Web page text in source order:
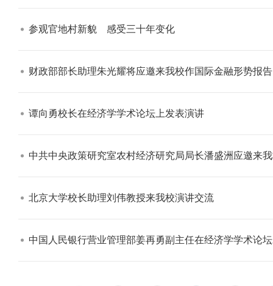
参观官地村新貌 感受三十年变化​
财政部部长助理朱光耀将应邀来我校作国际金融形势报告​
谭向勇校长在经济学学术论坛上发表演讲​
中共中央政策研究室农村经济研究局局长潘盛洲应邀来
北京大学校长助理刘伟教授来我校演讲交流​
中国人民银行营业管理部姜再勇副主任在经济学学术论